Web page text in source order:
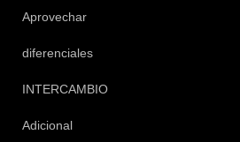
Aprovechar
diferenciales
INTERCAMBIO
Adicional